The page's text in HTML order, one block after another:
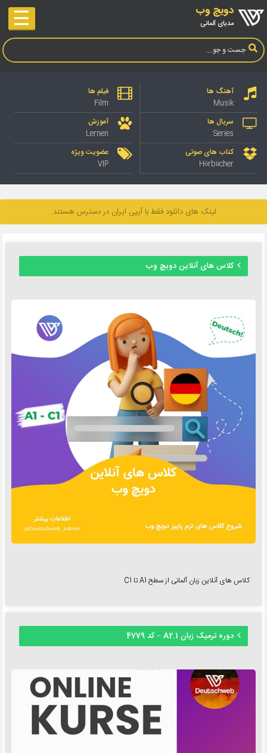
دویچ وب
مدیای آلمانی ☰
آهنگ ها
Musik
فیلم ها
Film
سریال ها
Series
آموزش
Lernen
کتاب های صوتی
Hörbücher
عضویت ویژه
VIP
لینک های دانلود فقط با آیپی ایران در دسترس هستند.
کلاس های آنلاین دویچ وب
کلاس های آنلاین زبان آلمانی از سطح A1 تا C1
دوره ترمیک زبان A2.1 – کد 4779